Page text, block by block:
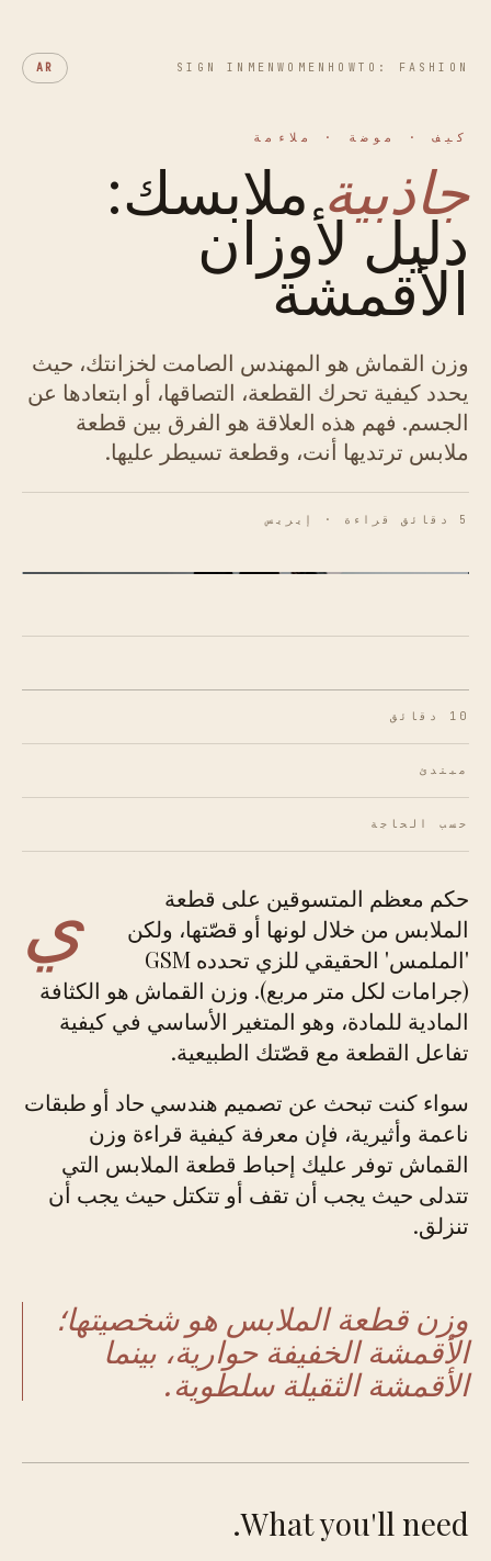
HOWTO: FASHION
WOMEN
MEN
SIGN IN
AR
كيف · موضة · ملاءمة
جاذبيةملابسك:
دليل لأوزان
الأقمشة
وزن القماش هو المهندس الصامت لخزانتك، حيث
يحدد كيفية تحرك القطعة، التصاقها، أو ابتعادها عن
الجسم. فهم هذه العلاقة هو الفرق بين قطعة
ملابس ترتديها أنت، وقطعة تسيطر عليها.
5 دقائق قراءة · إيريس
10 دقائق
مبتدئ
حسب الحاجة
ي
حكم معظم المتسوقين على قطعة
الملابس من خلال لونها أو قصّتها، ولكن
'الملمس' الحقيقي للزي تحدده GSM
(جرامات لكل متر مربع). وزن القماش هو الكثافة
المادية للمادة، وهو المتغير الأساسي في كيفية
تفاعل القطعة مع قصّتك الطبيعية.
سواء كنت تبحث عن تصميم هندسي حاد أو طبقات
ناعمة وأثيرية، فإن معرفة كيفية قراءة وزن
القماش توفر عليك إحباط قطعة الملابس التي
تتدلى حيث يجب أن تقف أو تتكتل حيث يجب أن
تنزلق.
وزن قطعة الملابس هو شخصيتها؛
الأقمشة الخفيفة حوارية، بينما
الأقمشة الثقيلة سلطوية.
What you'll need.